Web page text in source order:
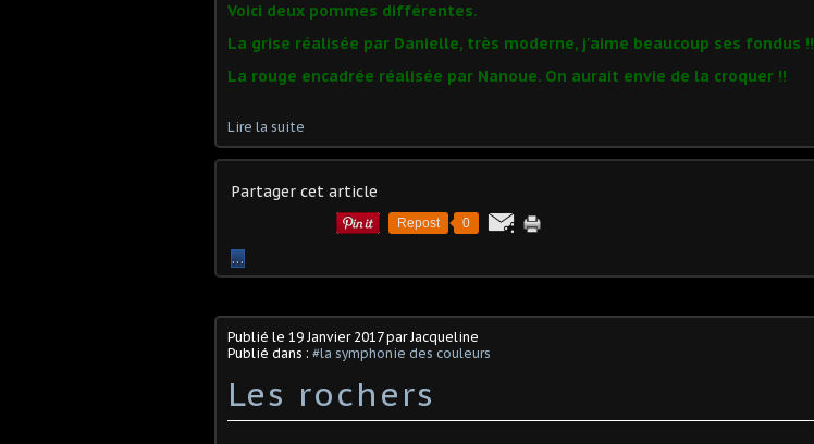
Voici deux pommes différentes.
La grise réalisée par Danielle, très moderne, j'aime beaucoup ses fondus !!
La rouge encadrée réalisée par Nanoue. On aurait envie de la croquer !!
Lire la suite
Partager cet article
Repost 0
…
Publié le 19 Janvier 2017par Jacqueline
Publié dans : #la symphonie des couleurs
Les rochers